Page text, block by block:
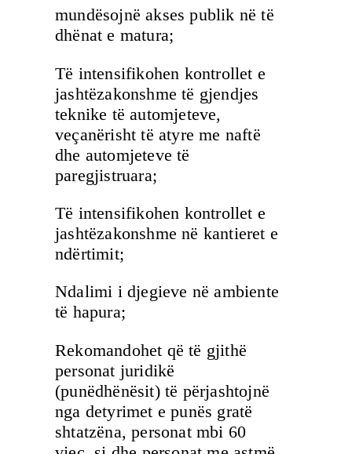
mundësojnë akses publik në të
dhënat e matura;
Të intensifikohen kontrollet e
jashtëzakonshme të gjendjes
teknike të automjeteve,
veçanërisht të atyre me naftë
dhe automjeteve të
paregjistruara;
Të intensifikohen kontrollet e
jashtëzakonshme në kantieret e
ndërtimit;
Ndalimi i djegieve në ambiente
të hapura;
Rekomandohet që të gjithë
personat juridikë
(punëdhënësit) të përjashtojnë
nga detyrimet e punës gratë
shtatzëna, personat mbi 60